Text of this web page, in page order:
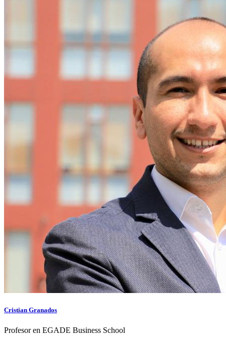
Cristian Granados
Profesor en EGADE Business School